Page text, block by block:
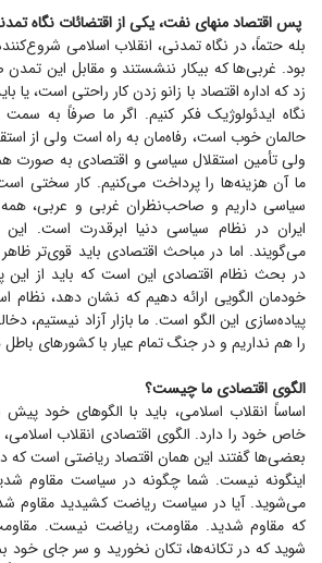
پس اقتصاد منهای نفت، یکی از اقتضائات نگاه
بله حتماً، در نگاه تمدنی، انقلاب اسلامی
بود. غربی‌ها که بیکار ننشستند و مقابل این تمدن
زد که اداره اقتصاد با زانو زدن کار راحتی است، یا
نگاه ایدئولوژیک فکر کنیم. اگر ما صرفاً به سمت
حالمان خوب است، رفاه‌مان به راه است ولی از
ولی تأمین استقلال سیاسی و اقتصادی به صورت
ما آن هزینه‌ها را پرداخت می‌کنیم. کار سختی
سیاسی داریم و صاحب‌نظران غربی و عربی، همه
ایران در نظام سیاسی دنیا ابرقدرت است.
می‌گویند. اما در مباحث اقتصادی باید قوی‌تر
در بحث نظام اقتصادی این است که باید از این
خودمان الگویی ارائه دهیم که نشان دهد، نظام
پیاده‌سازی این الگو است. ما بازار آزاد نیستیم،
را هم نداریم و در جنگ تمام عیار با کشور‌های باطل
الگوی اقتصادی ما چیست؟
اساساً انقلاب اسلامی، باید با الگو‌های خود
خاص خود را دارد. الگوی اقتصادی انقلاب
بعضی‌ها گفتند این همان اقتصاد ریاضتی است که
اینگونه نیست. شما چگونه در سیاست مقاوم
می‌شوید. آیا در سیاست ریاضت کشیدید مقاوم
که مقاوم شدید. مقاومت، ریاضت نیست.
شوید که در تکانه‌ها، تکان نخورید و سر جای خود